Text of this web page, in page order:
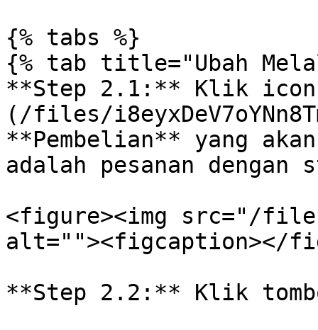
{% tabs %}
{% tab title="Ubah
**Step 2.1:** Klik
(/files/
**Pembelian** yang
adalah pesanan
<figure><img src="/files/
alt=""><figcaption></
**Step 2.2:** Klik